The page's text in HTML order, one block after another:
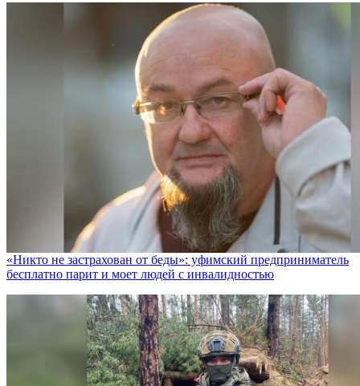
«Никто не заcтрахован от беды»: уфимский предприниматель
бесплатно парит и моет людей с инвалидностью